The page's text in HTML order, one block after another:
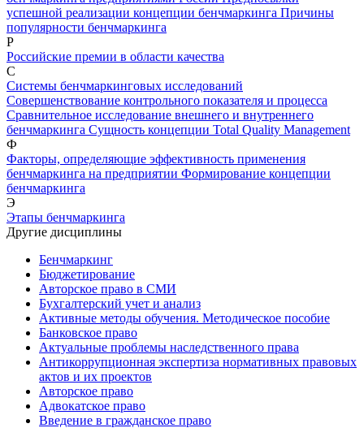
успешной реализации концепции бенчмаркинга Причины
популярности бенчмаркинга
Р
Российские премии в области качества
С
Системы бенчмаркинговых исследований
Совершенствование контрольного показателя и процесса
Сравнительное исследование внешнего и внутреннего
бенчмаркинга Сущность концепции Total Quality Management
Ф
Факторы, определяющие эффективность применения
бенчмаркинга на предприятии Формирование концепции
бенчмаркинга
Э
Этапы бенчмаркинга
Другие дисциплины
Бенчмаркинг
Бюджетирование
Авторское право в СМИ
Бухгалтерский учет и анализ
Активные методы обучения. Методическое пособие
Банковское право
Актуальные проблемы наследственного права
Антикоррупционная экспертиза нормативных правовых
актов и их проектов
Авторское право
Адвокатское право
Введение в гражданское право